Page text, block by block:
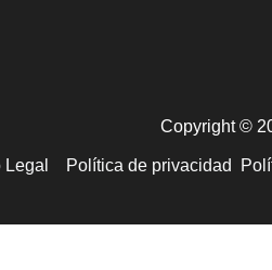
Copyright ©
Política de privacidad